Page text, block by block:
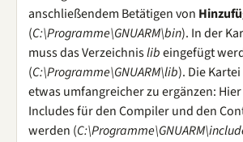
anschließendem Betätigen von
(C:\Programme\GNUARM\bin). In der
muss das Verzeichnislibeingefügt
(C:\Programme\GNUARM\lib). Die Kartei
etwas umfangreicher zu ergänzen:
Includes für den Compiler und den
werden (